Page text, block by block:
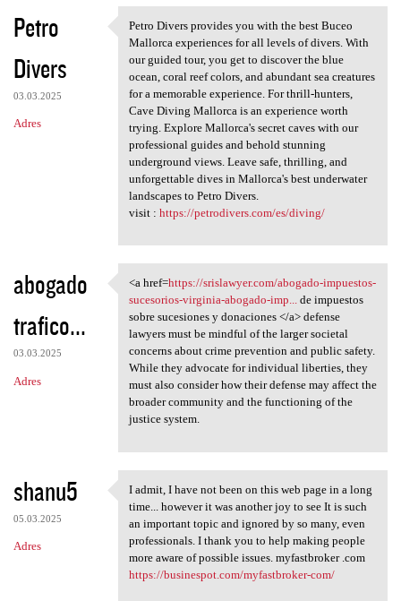
Petro
Divers
03.03.2025
Adres
Petro Divers provides you
Petro Divers provides you with the best Buceo
Mallorca experiences for all levels of divers. With
our guided tour, you get to discover the blue
ocean, coral reef colors, and abundant sea creatures
for a memorable experience. For thrill-hunters,
Cave Diving Mallorca is an experience worth
trying. Explore Mallorca's secret caves with our
professional guides and behold stunning
underground views. Leave safe, thrilling, and
unforgettable dives in Mallorca's best underwater
landscapes to Petro Divers.
visit : https://petrodivers.com/es/diving/
abogado
trafico...
03.03.2025
Adres
<a href=https://srislawyer
<a href=https://srislawyer.com/abogado-impuestos-
sucesorios-virginia-abogado-imp...de impuestos
sobre sucesiones y donaciones </a> defense
lawyers must be mindful of the larger societal
concerns about crime prevention and public safety.
While they advocate for individual liberties, they
must also consider how their defense may affect the
broader community and the functioning of the
justice system.
shanu5
05.03.2025
Adres
I admit, I have not been on
I admit, I have not been on this web page in a long
time... however it was another joy to see It is such
an important topic and ignored by so many, even
professionals. I thank you to help making people
more aware of possible issues. myfastbroker .com
https://businespot.com/myfastbroker-com/